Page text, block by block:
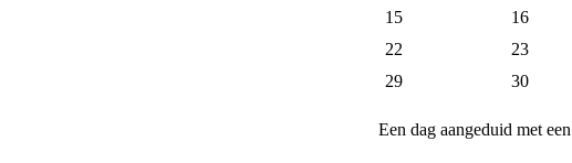
15
16
22
23
29
30
Een dag aangeduid met een